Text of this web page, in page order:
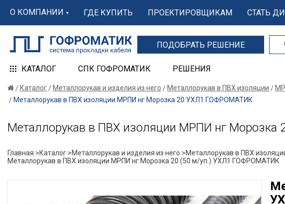
О КОМПАНИИ ГДЕ КУПИТЬ ПРОЕКТИРОВЩИКАМ СТАТЬ
ПОДОБРАТЬ РЕШЕНИЕ
КАТАЛОГ СПК ГОФРОМАТИК РЕШЕНИЯ
Каталог Металлорукав и изделия из него Металлорукав в ПВХ изоляции
Металлорукав в ПВХ изоляции МРПИ нг Морозка 20 УХЛ1 ГОФРОМАТИК
Металлорукав в ПВХ изоляции МРПИ нг
Главная >Каталог >Металлорукав и изделия из него >Металлорукав в ПВХ
Металлорукав в ПВХ изоляции МРПИ нг Морозка 20 (50 м/уп.) УХЛ1 ГОФРОМАТИК